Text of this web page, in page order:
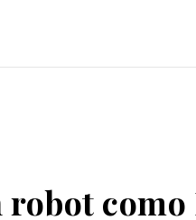
robot